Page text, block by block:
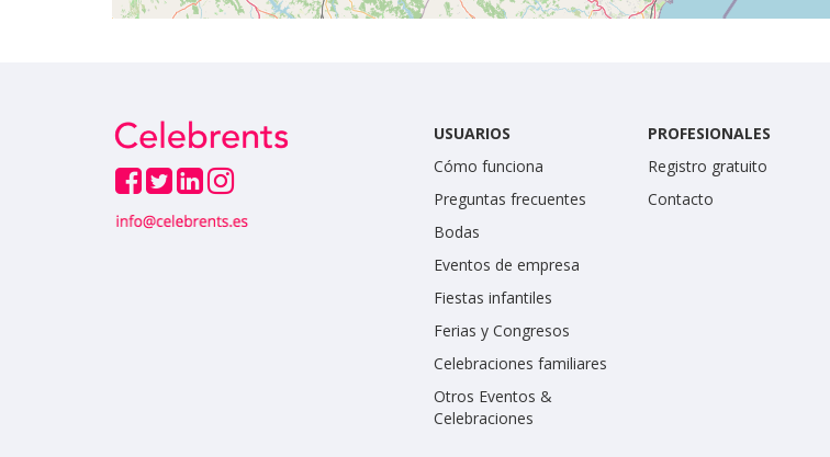
USUARIOS
Cómo funciona
Preguntas frecuentes
Bodas
Eventos de empresa
Fiestas infantiles
Ferias y Congresos
Celebraciones familiares
Otros Eventos &
Celebraciones
PROFESIONALES
Registro gratuito
Contacto